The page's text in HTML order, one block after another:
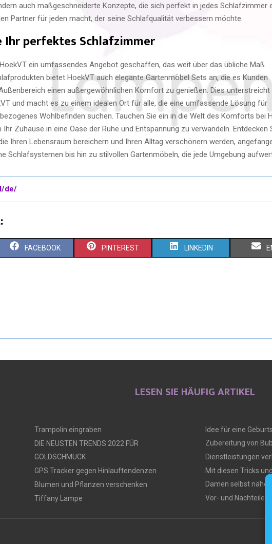
auch maßgeschneiderte Konzepte, die sich perfekt in jedes Schlafzimmer
Partner für jeden macht, der seine Schlafqualität verbessern möchte.
Ihr perfektes Schlafzimmer
ein umfassendes Angebot geschaffen, das weit über das übliche Maß
bietet HoekVT auch elegante Gartenmöbel Sets an, die es Kunden
einen außergewöhnlichen Komfort zu genießen. Dies unterstreicht
und macht es zu einem idealen Ort für alle, die eine umfassende Lösung für
Wohlbefinden suchen. Tauchen Sie ein in die Welt des Komforts bei
Zuhause in eine Oase der Ruhe und Entspannung zu verwandeln. Entdecken
Ihren Lebensraum bereichern und Ihren Alltag verschönern werden,
Schlafsystemen bis hin zu stilvollen Gartenmöbeln, die jede Umgebung
de/
FACEBOOK PINTEREST LINKEDIN
LESEN SIE HÄUFIG ARTIKEL
Trampolin eingraben
DIE NEUSTEN TRENDS 2022 FÜR
GOLDSCHMUCK
GPS Tracker gegen Hinlauftendenzen
Blumen und Pflanzen verschenken
Tiffany Lampe
Idee für eine
Zubereitung von
Dienstleistungen
Mit diesen Tricks
Damen selbst nähen
Vor- und Nachteile